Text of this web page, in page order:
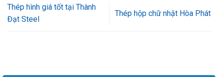
Thép hình giá tốt tại Thành
Đạt Steel
Thép hộp chữ nhật Hòa Phát